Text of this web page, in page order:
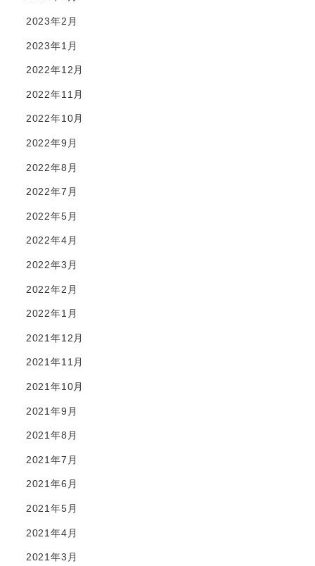
2023年2月
2023年1月
2022年12月
2022年11月
2022年10月
2022年9月
2022年8月
2022年7月
2022年5月
2022年4月
2022年3月
2022年2月
2022年1月
2021年12月
2021年11月
2021年10月
2021年9月
2021年8月
2021年7月
2021年6月
2021年5月
2021年4月
2021年3月